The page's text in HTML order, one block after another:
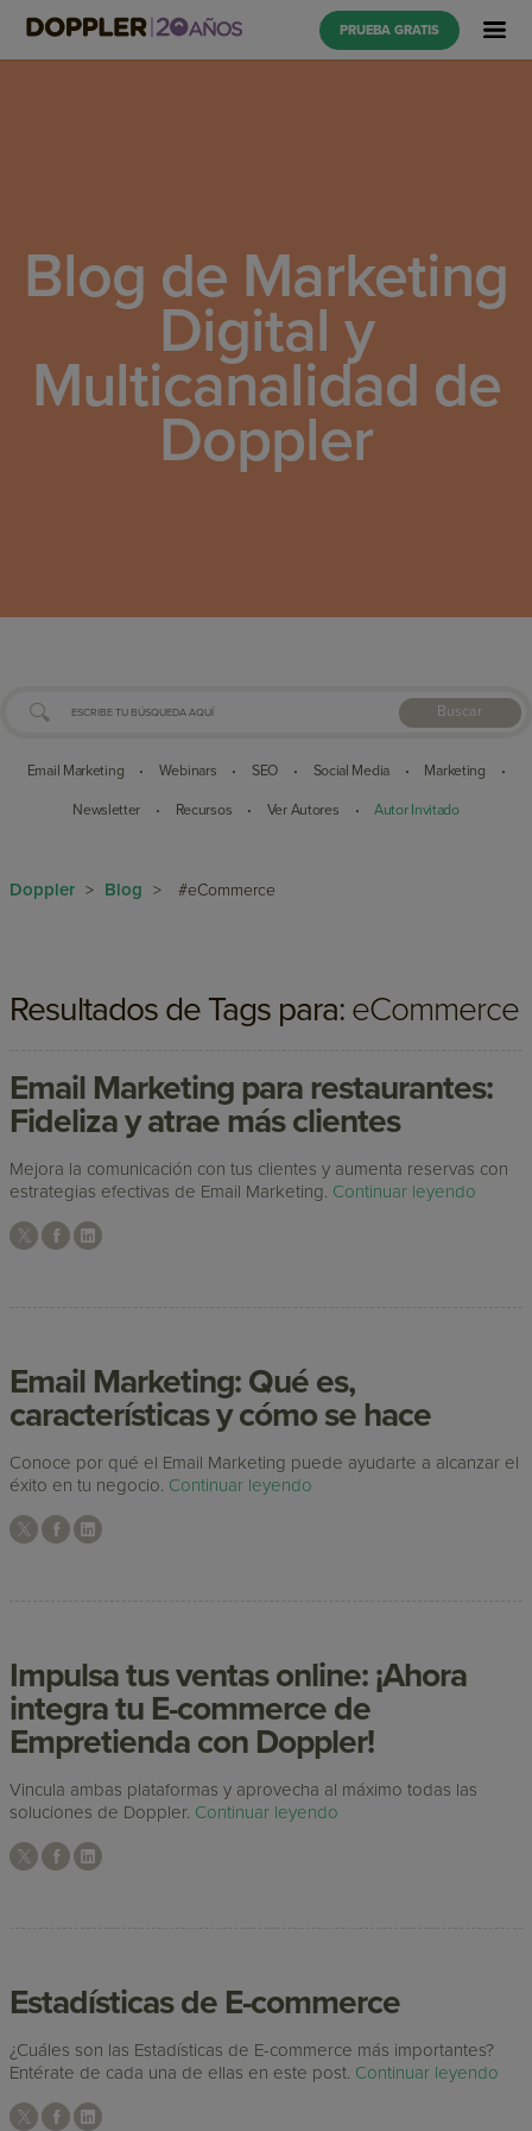
PRUEBA GRATIS
Blog de Marketing
Digital y
Multicanalidad de
Doppler
Buscar
Email Marketing • Webinars • SEO • Social Media • Marketing •
Newsletter • Recursos • Ver Autores • Autor Invitado
Doppler > Blog > #eCommerce
Resultados de Tags para: eCommerce
Email Marketing para restaurantes:
Fideliza y atrae más clientes
Mejora la comunicación con tus clientes y aumenta reservas con
estrategias efectivas de Email Marketing. Continuar leyendo
Email Marketing: Qué es,
características y cómo se hace
Conoce por qué el Email Marketing puede ayudarte a alcanzar el
éxito en tu negocio. Continuar leyendo
Impulsa tus ventas online: ¡Ahora
integra tu E-commerce de
Empretienda con Doppler!
Vincula ambas plataformas y aprovecha al máximo todas las
soluciones de Doppler. Continuar leyendo
Estadísticas de E-commerce
¿Cuáles son las Estadísticas de E-commerce más importantes?
Entérate de cada una de ellas en este post. Continuar leyendo